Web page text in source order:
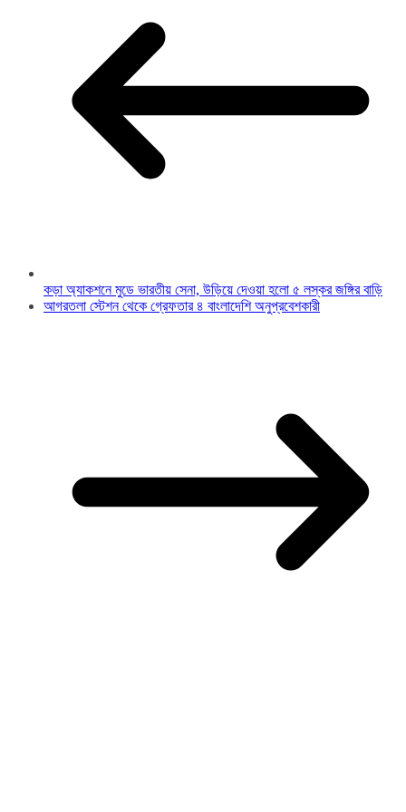
কড়া অ্যাকশনে মুডে ভারতীয় সেনা, উড়িয়ে দেওয়া হলো ৫ লস্কর জঙ্গির বাড়ি
আগরতলা স্টেশন থেকে গ্রেফতার ৪ বাংলাদেশি অনুপ্রবেশকারী